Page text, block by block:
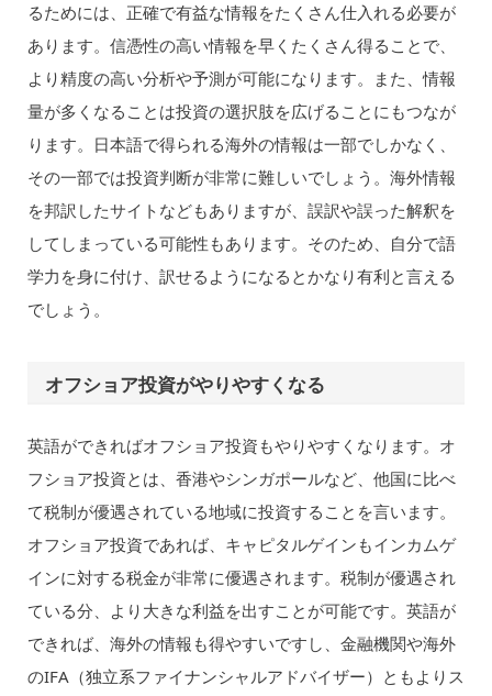
るためには、正確で有益な情報をたくさん仕入れる必要が
あります。信憑性の高い情報を早くたくさん得ることで、
より精度の高い分析や予測が可能になります。また、情報
量が多くなることは投資の選択肢を広げることにもつなが
ります。日本語で得られる海外の情報は一部でしかなく、
その一部では投資判断が非常に難しいでしょう。海外情報
を邦訳したサイトなどもありますが、誤訳や誤った解釈を
してしまっている可能性もあります。そのため、自分で語
学力を身に付け、訳せるようになるとかなり有利と言える
でしょう。
オフショア投資がやりやすくなる
英語ができればオフショア投資もやりやすくなります。オ
フショア投資とは、香港やシンガポールなど、他国に比べ
て税制が優遇されている地域に投資することを言います。
オフショア投資であれば、キャピタルゲインもインカムゲ
インに対する税金が非常に優遇されます。税制が優遇され
ている分、より大きな利益を出すことが可能です。英語が
できれば、海外の情報も得やすいですし、金融機関や海外
のIFA（独立系ファイナンシャルアドバイザー）ともよりス